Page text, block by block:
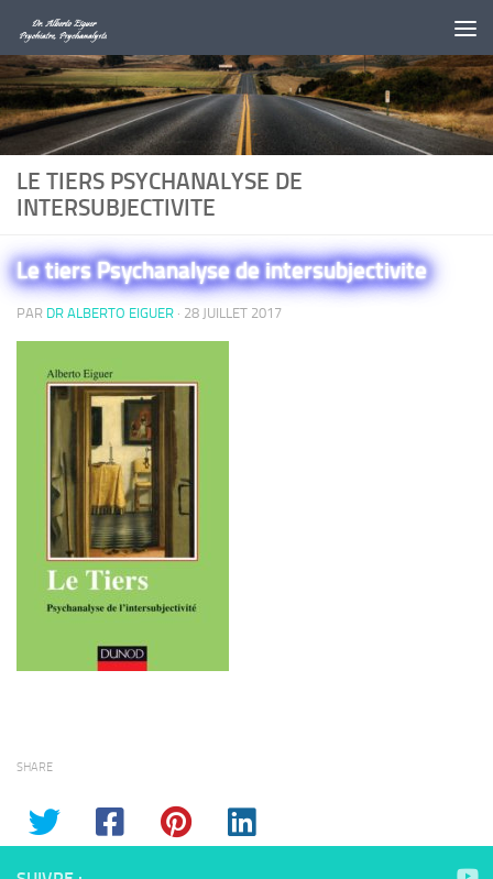
Au dessous du contenu
LE TIERS PSYCHANALYSE DE
INTERSUBJECTIVITE
Le tiers Psychanalyse de intersubjectivite
PAR DR ALBERTO EIGUER · 28 JUILLET 2017
SHARE